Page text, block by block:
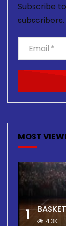
Subscribe
subscribers.
MOST
1 4.3K